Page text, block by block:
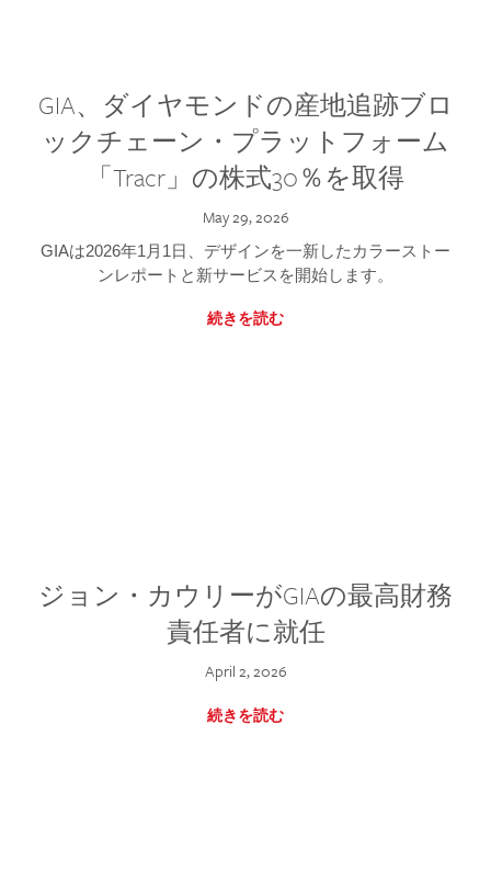
GIA、ダイヤモンドの産地追跡ブロ
ックチェーン・プラットフォーム
「Tracr」の株式30％を取得
May 29, 2026
GIAは2026年1月1日、デザインを一新したカラーストー
ンレポートと新サービスを開始します。
続きを読む
ジョン・カウリーがGIAの最高財務
責任者に就任
April 2, 2026
続きを読む